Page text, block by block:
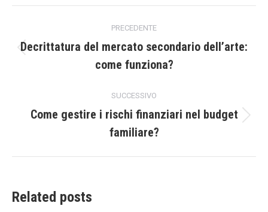
tra
PRECEDENTE
precedente:
Decrittatura del mercato secondario dell’arte:
come funziona?
SUCCESSIVO
post:
Come gestire i rischi finanziari nel budget
familiare?
Related posts